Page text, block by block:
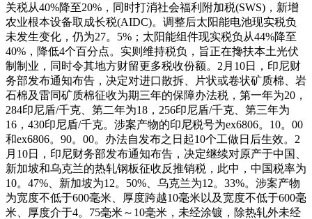
关税从40%降至20%，同时打消社会福利附加税(SWS)，新增
农业根本设备取成长税(AIDC)。调整后太阳能电池现实税负
未发生变化，仍为27。5%；太阳能组件现实税负从44%降至
40%，降低4个百分点。实则维持税负，旨正在搀扶本土光伏
制制业，同时令其地方财留更多税收份额。2月10日，印尼财
务部发布通知布告，决定对进口散拆、片状或卷状矿质棉、岩
石棉及雷同矿质棉征收为期三年的保障办法税，第一年为20，
284印尼盾/千克、第二年为18，256印尼盾/千克、第三年为
16，430印尼盾/千克。涉案产物的印尼税号为ex6806。10。00
和ex6806。90。00。办法自发布之日起10个工做日后生效。2
月10日，印尼财务部发布通知布告，决定继续对原产于中国、
新加坡和乌克兰的热轧钢板征收反推销税，此中，中国税率为
10。47%、新加坡为12。50%、乌克兰为12。33%。涉案产物
为宽度不低于600毫米、厚度跨越10毫米以及宽度不低于600毫
米、厚度介于4。75毫米～10毫米，未经涂镀，除热轧外未经